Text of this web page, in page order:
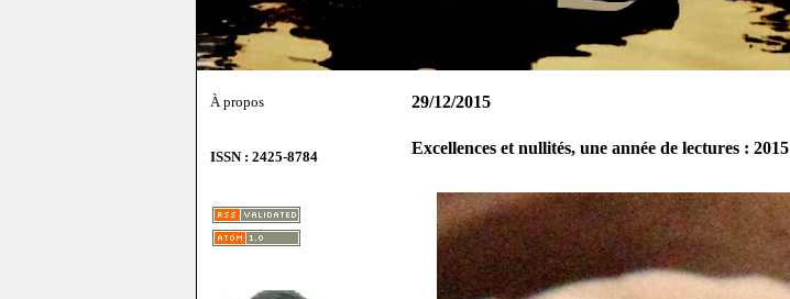
À propos
ISSN : 2425-8784
29/12/2015
Excellences et nullités, une année de lectures : 2015